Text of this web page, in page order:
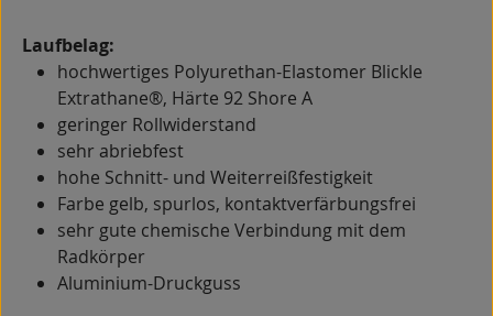
Laufbelag:
hochwertiges Polyurethan-Elastomer Blickle
Extrathane®, Härte 92 Shore A
geringer Rollwiderstand
sehr abriebfest
hohe Schnitt- und Weiterreißfestigkeit
Farbe gelb, spurlos, kontaktverfärbungsfrei
sehr gute chemische Verbindung mit dem
Radkörper
Aluminium-Druckguss